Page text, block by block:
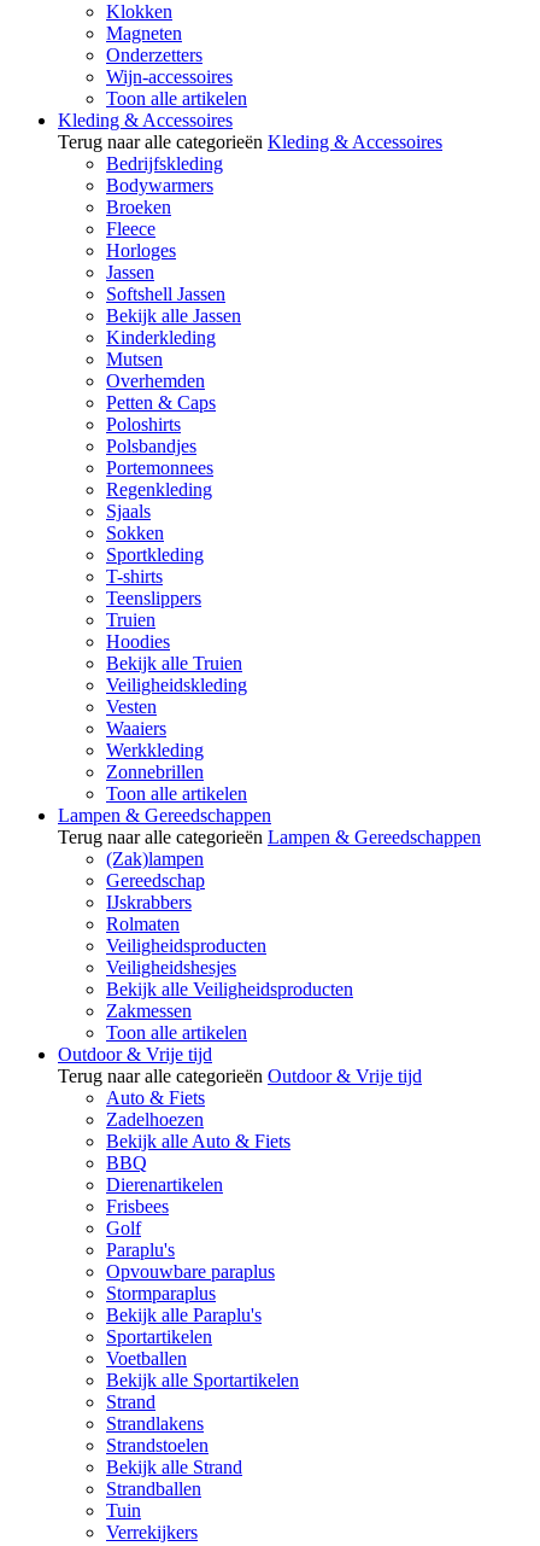
Klokken
Magneten
Onderzetters
Wijn-accessoires
Toon alle artikelen
Kleding & Accessoires
Terug naar alle categorieën Kleding & Accessoires
Bedrijfskleding
Bodywarmers
Broeken
Fleece
Horloges
Jassen
Softshell Jassen
Bekijk alle Jassen
Kinderkleding
Mutsen
Overhemden
Petten & Caps
Poloshirts
Polsbandjes
Portemonnees
Regenkleding
Sjaals
Sokken
Sportkleding
T-shirts
Teenslippers
Truien
Hoodies
Bekijk alle Truien
Veiligheidskleding
Vesten
Waaiers
Werkkleding
Zonnebrillen
Toon alle artikelen
Lampen & Gereedschappen
Terug naar alle categorieën Lampen & Gereedschappen
(Zak)lampen
Gereedschap
IJskrabbers
Rolmaten
Veiligheidsproducten
Veiligheidshesjes
Bekijk alle Veiligheidsproducten
Zakmessen
Toon alle artikelen
Outdoor & Vrije tijd
Terug naar alle categorieën Outdoor & Vrije tijd
Auto & Fiets
Zadelhoezen
Bekijk alle Auto & Fiets
BBQ
Dierenartikelen
Frisbees
Golf
Paraplu's
Opvouwbare paraplus
Stormparaplus
Bekijk alle Paraplu's
Sportartikelen
Voetballen
Bekijk alle Sportartikelen
Strand
Strandlakens
Strandstoelen
Bekijk alle Strand
Strandballen
Tuin
Verrekijkers